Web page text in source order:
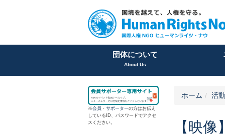
団体について
About Us
ホーム 活
【映
※会員 ・ サポーターの方はお伝え
しているID、パスワードでアクセ
スください。